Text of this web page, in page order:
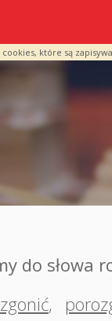
które są
do słowa
,